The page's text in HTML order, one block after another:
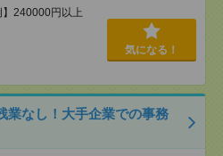
240000円以上
気になる！
業なし！大手企業での事務